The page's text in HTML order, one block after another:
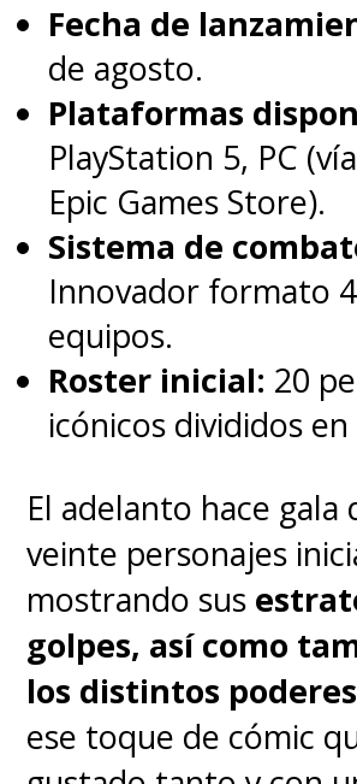
Fecha de
de agosto.
Plataformas
PlayStation 5, PC
Epic Games Store).
Sistema de
Innovador formato
equipos.
Roster inicial: 20
icónicos divididos
El adelanto hace gala
veinte personajes
mostrando sus
golpes, así como
los distintos poderes
ese toque de cómic